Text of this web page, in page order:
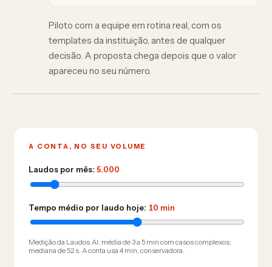
Piloto com a equipe em rotina real, com os
templates da instituição, antes de qualquer
decisão. A proposta chega depois que o valor
apareceu no seu número.
A CONTA, NO SEU VOLUME
Laudos por mês:5.000
Tempo médio por laudo hoje: 10 min
Medição da Laudos.AI: média de 3 a 5 min com casos complexos;
mediana de 52 s. A conta usa 4 min, conservadora.